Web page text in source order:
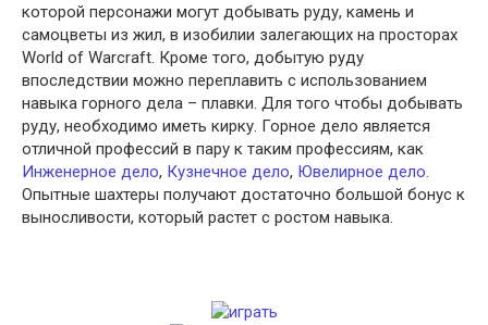
которой персонажи могут добывать руду, камень и
самоцветы из жил, в изобилии залегающих на просторах
World of Warcraft. Кроме того, добытую руду
впоследствии можно переплавить с использованием
навыка горного дела – плавки. Для того чтобы добывать
руду, необходимо иметь кирку. Горное дело является
отличной профессий в пару к таким профессиям, как
Инженерное дело, Кузнечное дело, Ювелирное дело.
Опытные шахтеры получают достаточно большой бонус к
выносливости, который растет с ростом навыка.